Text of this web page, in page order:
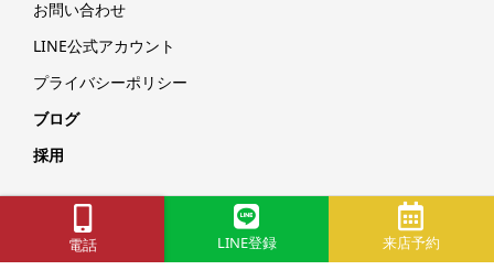
電話 LINE登録 来店予約
お問い合わせ
LINE公式アカウント
プライバシーポリシー
ブログ
採用
Copyright © メガネのモチダ｜島根県松江市メガネ・補聴器専門店
All Rights Reserved.